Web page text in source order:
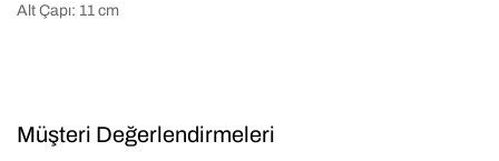
Alt Çapı: 11 cm
Müşteri Değerlendirmeleri